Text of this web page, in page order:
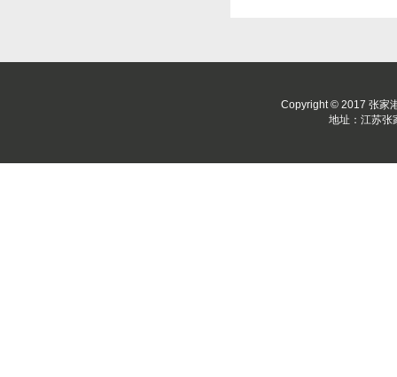
Copyright © 2017 张家
地址：江苏张